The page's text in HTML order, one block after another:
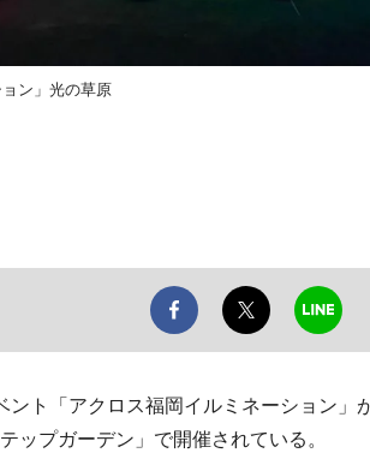
ン」光の草原
ト「アクロス福岡イルミネーション」
ップガーデン」で開催されている。